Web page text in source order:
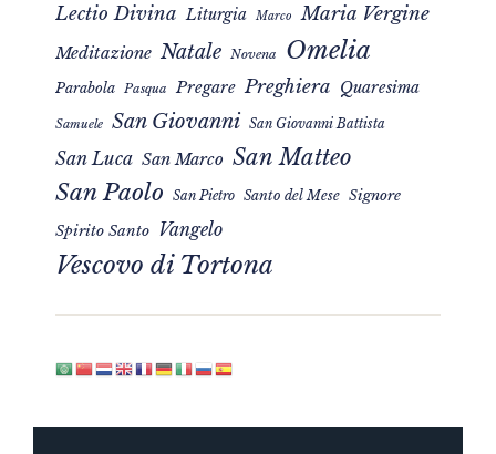
Lectio Divina Liturgia Marco Maria Vergine
Meditazione Natale Novena Omelia
Parabola Pasqua Pregare Preghiera Quaresima
Samuele San Giovanni San Giovanni Battista
San Luca San Marco San Matteo
San Paolo San Pietro Santo del Mese Signore
Spirito Santo Vangelo
Vescovo di Tortona